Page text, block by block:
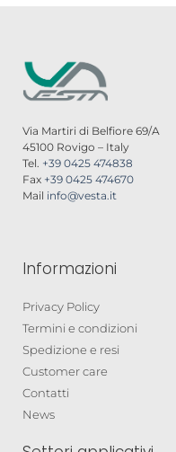
Via Martiri di Belfiore 69/A
45100 Rovigo – Italy
Tel. +39 0425 474838
Fax +39 0425 474670
Mail info@vesta.it
Informazioni
Privacy Policy
Termini e condizioni
Spedizione e resi
Customer care
Contatti
News